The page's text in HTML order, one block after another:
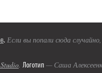
. Если вы попали сюда
. Логотип — Саша